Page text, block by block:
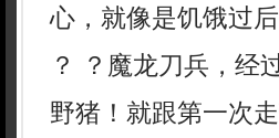
心，就像是饥饿过
？ ？魔龙刀兵，经
野猪！就跟第一次